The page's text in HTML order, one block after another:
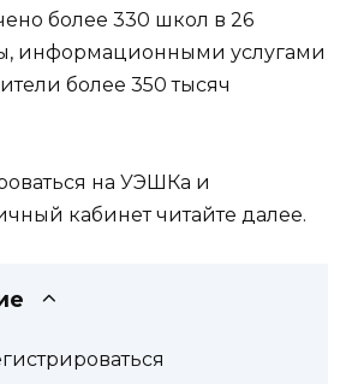
более 330 школ в 26
информационными услугами
более 350 тысяч
на УЭШКа и
кабинет читайте далее.